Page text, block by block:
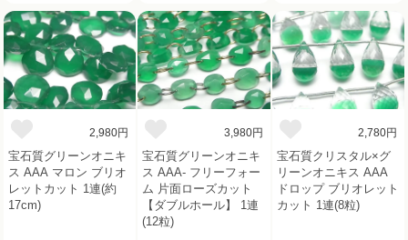
2,980円
宝石質グリーンオニキ
ス AAA マロン ブリオ
レットカット 1連(約
17cm)
3,980円
宝石質グリーンオニキ
ス AAA- フリーフォー
ム 片面ローズカット
【ダブルホール】 1連
(12粒)
2,780円
宝石質クリスタル×グ
リーンオニキス AAA
ドロップ ブリオレット
カット 1連(8粒)